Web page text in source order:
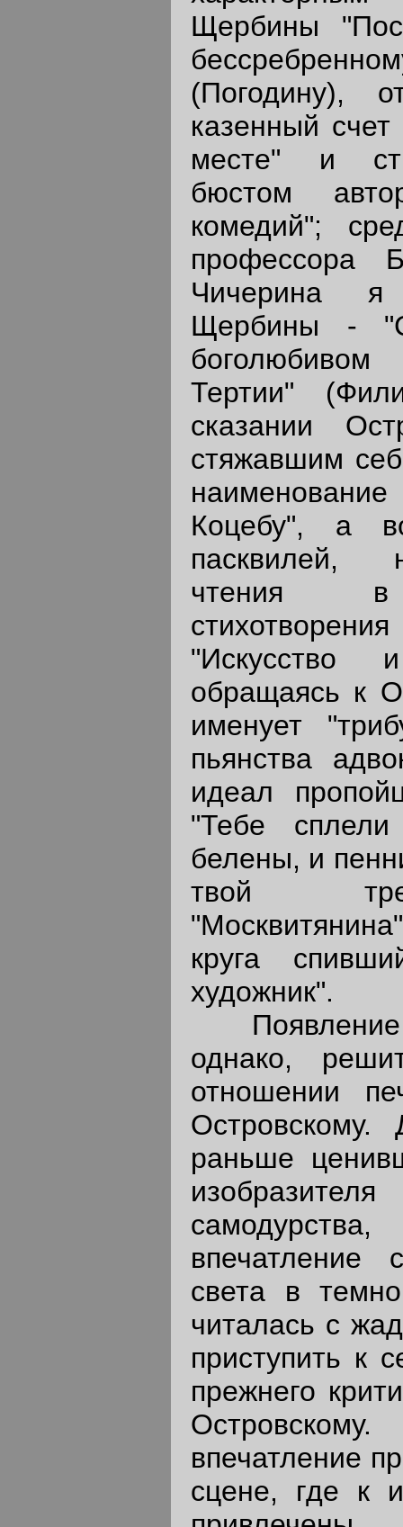
Щербины
(Погодину),
казенный
месте" и
бюстом
комедий";
профессора
Чичерина
Щербины -
Тертии"
сказании
стяжавшим
Коцебу", а
пасквилей,
чтения в
"Искусство
обращаясь к
именует
пьянства
идеал
"Тебе
белены, и
твой
круга
художник".
Появление
однако,
отношении
раньше
впечатление
света в
читалась с
приступить к
прежнего
впечатление
сцене, где к